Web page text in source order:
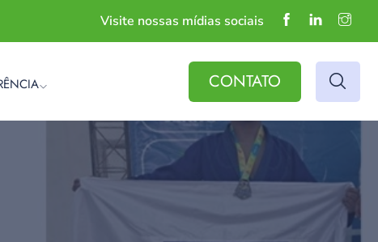
Visite nossas mídias sociais
CONTATO